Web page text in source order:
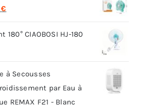
€
actuelCIAOBOSI HJ-180
:
€.
à Secousses
par Eau à
REMAX F21 - Blanc